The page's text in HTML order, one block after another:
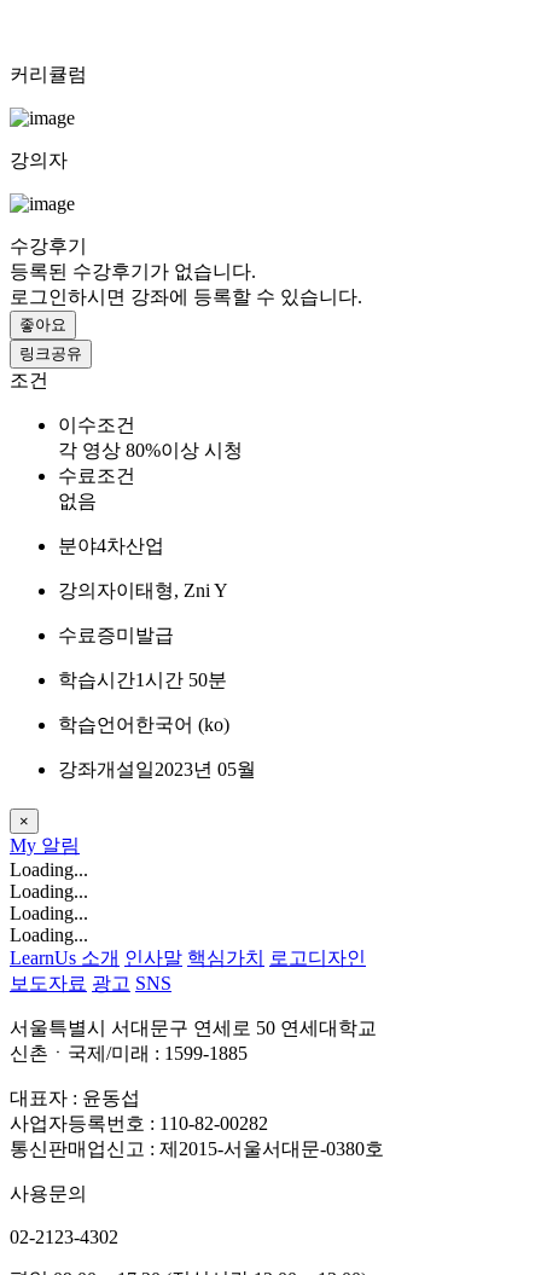
커리큘럼
강의자
수강후기
등록된 수강후기가 없습니다.
로그인하시면 강좌에 등록할 수 있습니다.
좋아요
링크공유
조건
이수조건
각 영상 80%이상 시청
수료조건
없음
분야4차산업
강의자이태형, Zni Y
수료증미발급
학습시간1시간 50분
학습언어 한국어 ‎(ko)‎
강좌개설일2023년 05월
×
My 알림
Loading...
Loading...
Loading...
Loading...
LearnUs 소개 인사말 핵심가치
로고디자인
보도자료 광고 SNS
서울특별시 서대문구 연세로 50 연세대학교
신촌ㆍ국제/미래 : 1599-1885
대표자 : 윤동섭
사업자등록번호 : 110-82-00282
통신판매업신고 : 제2015-서울서대문-0380호
사용문의
02-2123-4302